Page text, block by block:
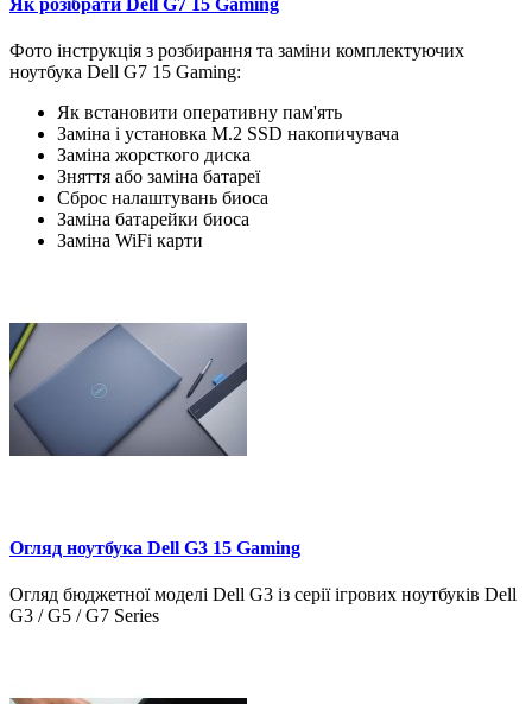
Фото інструкція з розбирання та заміни комплектуючих
ноутбука Dell G7 15 Gaming:
Як встановити оперативну пам'ять
Заміна і установка M.2 SSD накопичувача
Заміна жорсткого диска
Зняття або заміна батареї
Сброс налаштувань биоса
Заміна батарейки биоса
Заміна WiFi карти
Огляд ноутбука Dell G3 15 Gaming
Огляд бюджетної моделі Dell G3 із серії ігрових ноутбуків Dell
G3 / G5 / G7 Series